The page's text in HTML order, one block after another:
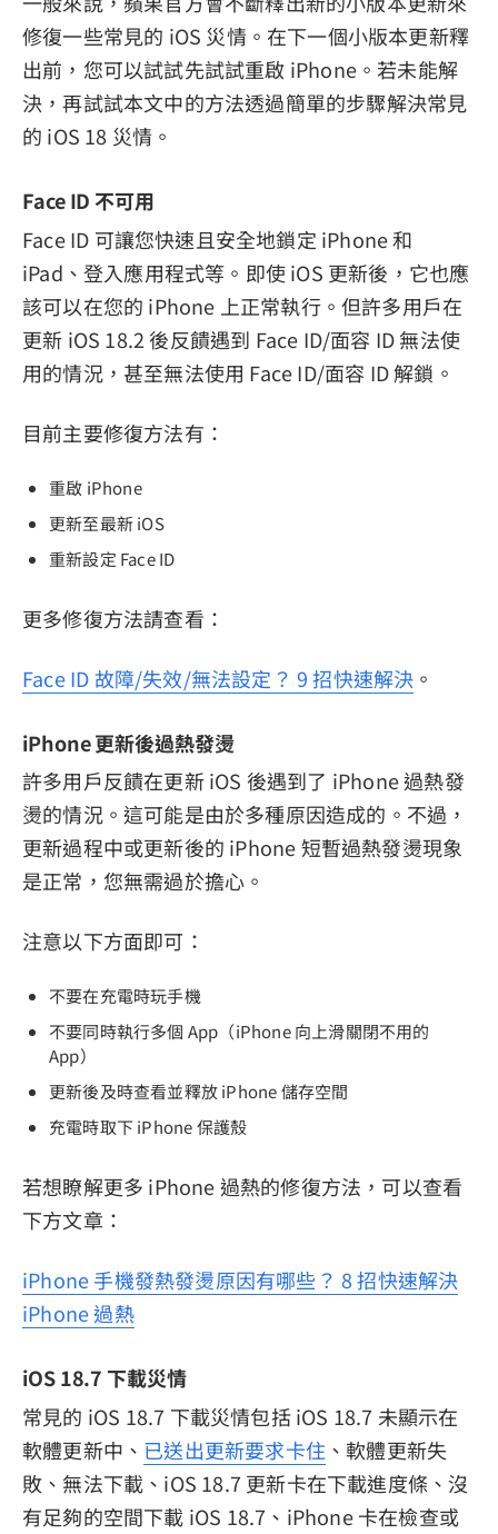
修復一些常見的 iOS 災情。在下一個小版本更新釋
出前，您可以試試先試試重啟 iPhone。若未能解
決，再試試本文中的方法透過簡單的步驟解決常見
的 iOS 18 災情。
Face ID 不可用
Face ID 可讓您快速且安全地鎖定 iPhone 和
iPad、登入應用程式等。即使 iOS 更新後，它也應
該可以在您的 iPhone 上正常執行。但許多用戶在
更新 iOS 18.2 後反饋遇到 Face ID/面容 ID 無法使
用的情況，甚至無法使用 Face ID/面容 ID 解鎖。
目前主要修復方法有：
重啟 iPhone
更新至最新 iOS
重新設定 Face ID
更多修復方法請查看：
Face ID 故障/失效/無法設定？ 9 招快速解決 。
iPhone 更新後過熱發燙
許多用戶反饋在更新 iOS 後遇到了 iPhone 過熱發
燙的情況。這可能是由於多種原因造成的。不過，
更新過程中或更新後的 iPhone 短暫過熱發燙現象
是正常，您無需過於擔心。
注意以下方面即可：
不要在充電時玩手機
不要同時執行多個 App（iPhone 向上滑關閉不用的
App）
更新後及時查看並釋放 iPhone 儲存空間
充電時取下 iPhone 保護殼
若想瞭解更多 iPhone 過熱的修復方法，可以查看
下方文章：
iPhone 手機發熱發燙原因有哪些？ 8 招快速解決
iPhone 過熱
iOS 18.7 下載災情
常見的 iOS 18.7 下載災情包括 iOS 18.7 未顯示在
軟體更新中、 已送出更新要求卡住 、軟體更新失
敗、無法下載、iOS 18.7 更新卡在下載進度條、沒
有足夠的空間下載 iOS 18.7、iPhone 卡在檢查或